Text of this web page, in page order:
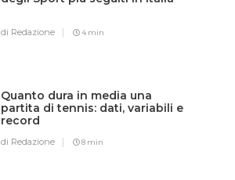
di Redazione 4 min
Quanto dura in media una
partita di tennis: dati, variabili e
record
di Redazione 8 min